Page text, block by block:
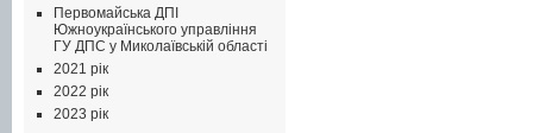
Первомайська ДПІ
Южноукраїнського управління
ГУ ДПС у Миколаївській області
2021 рік
2022 рік
2023 рік